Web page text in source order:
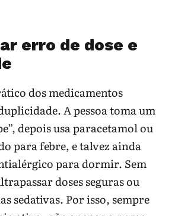
erro de dose e
dos medicamentos
A pessoa toma um
depois usa paracetamol ou
para febre, e talvez ainda
para dormir. Sem
doses seguras ou
sedativas. Por isso, sempre